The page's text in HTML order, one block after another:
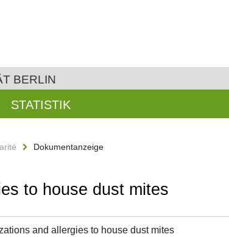
BERLIN
STATISTIK
Dokumentanzeige
to house dust mites
and allergies to house dust mites